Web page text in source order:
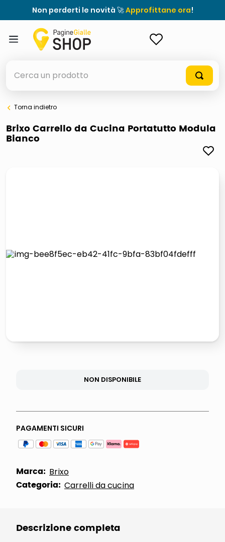
Non perderti le novità 🚀Approfittane ora!
elenchi telefonici
orologio parete
Torna indietro
Brixo Carrello da Cucina Portatutto Modula
Bianco
NON DISPONIBILE
PAGAMENTI SICURI
Marca: Brixo
Categoria: Carrelli da cucina
Descrizione completa